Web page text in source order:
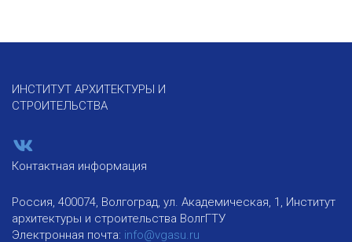
ИНСТИТУТ АРХИТЕКТУРЫ И
СТРОИТЕЛЬСТВА
Контактная информация
Россия, 400074, Волгоград, ул. Академическая, 1, Институт
архитектуры и строительства ВолгГТУ
Электронная почта: info@vgasu.ru